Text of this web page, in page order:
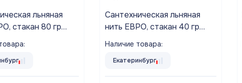
льняная
стакан 80 гр
Cантехническая льняная
нить ЕВРО, стакан 40 гр
Aquaflax nano
Наличие товара:
Екатеринбург